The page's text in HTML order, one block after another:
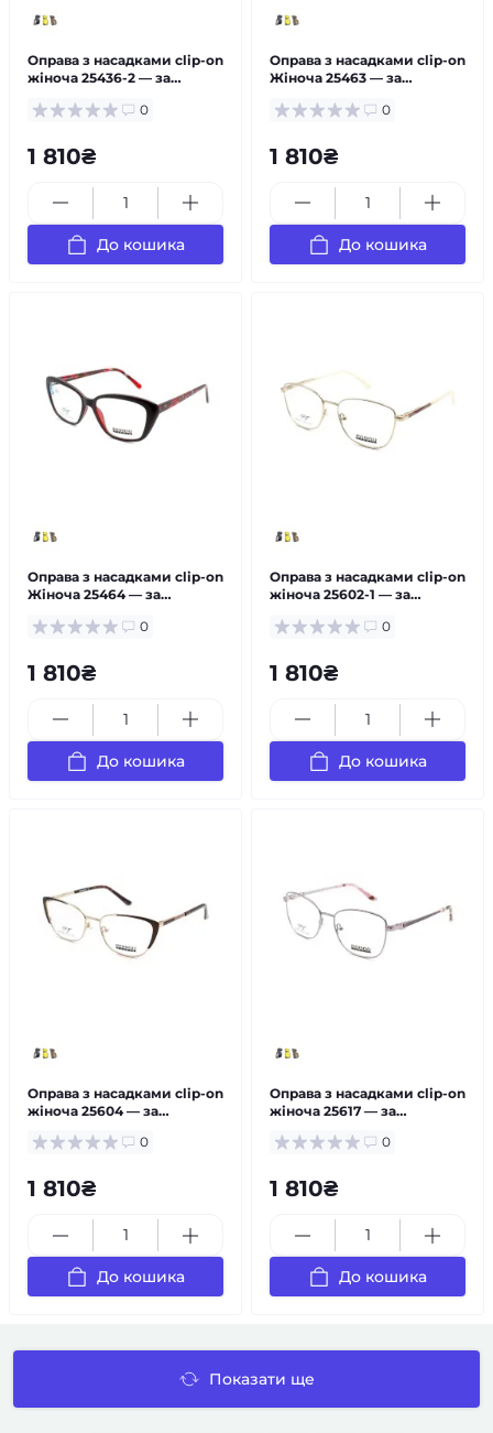
Оправа з насадками clip-on
жіноча 25436-2 — за
0
1 810₴
До кошика
Оправа з насадками clip-on
Жіноча 25463 — за
0
1 810₴
До кошика
Оправа з насадками clip-on
Жіноча 25464 — за
0
1 810₴
До кошика
Оправа з насадками clip-on
жіноча 25602-1 — за
0
1 810₴
До кошика
Оправа з насадками clip-on
жіноча 25604 — за
0
1 810₴
До кошика
Оправа з насадками clip-on
жіноча 25617 — за
0
1 810₴
До кошика
Показати ще